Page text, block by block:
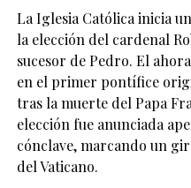
La Iglesia Católica inicia
la elección del cardenal
sucesor de Pedro. El
en el primer pontífice
tras la muerte del Papa
elección fue anunciada
cónclave, marcando un
del Vaticano.